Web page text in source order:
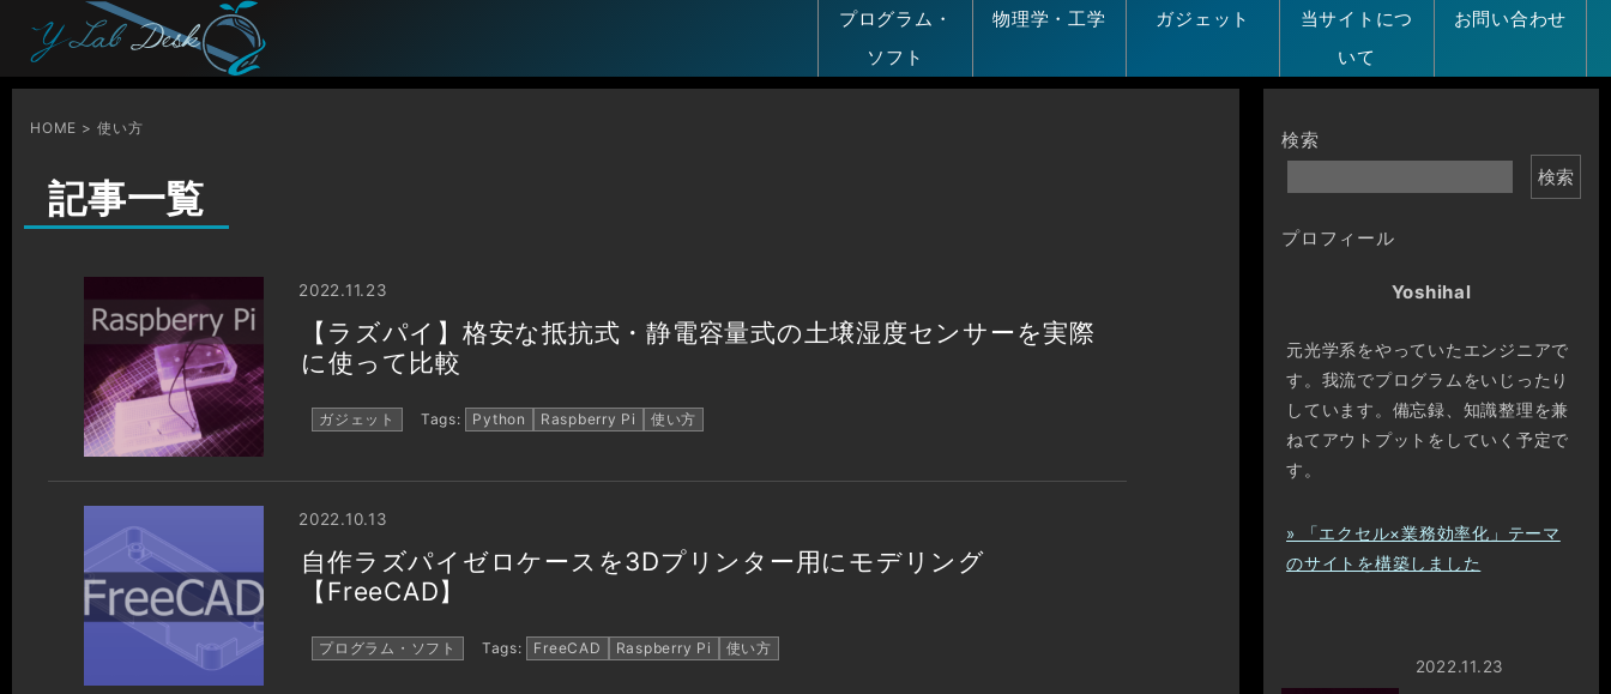
プログラム・
ソフト
物理学・工学 ガジェット
当サイトにつ
いて
お問い合わせ
HOME 使い方
記事一覧
2022.11.23
【ラズパイ】格安な抵抗式・静電容量式の土壌湿度センサーを実際
に使って比較
ガジェット Tags: Python Raspberry Pi 使い方
2022.10.13
自作ラズパイゼロケースを3Dプリンター用にモデリング
【FreeCAD】
プログラム・ソフト Tags: FreeCAD Raspberry Pi 使い方
検索
検索
プロフィール
Yoshihal
元光学系をやっていたエンジニアで
す。我流でプログラムをいじったり
しています。備忘録、知識整理を兼
ねてアウトプットをしていく予定で
す。
» 「エクセル×業務効率化」テーマ
のサイトを構築しました
2022.11.23